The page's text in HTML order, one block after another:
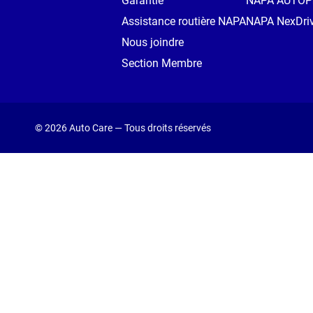
Assistance routière NAPA
Nous joindre
Section Membre
NAPA
© 2026 Auto Care — Tous droits réservés